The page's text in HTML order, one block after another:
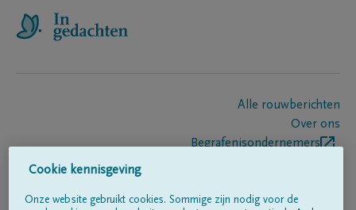
Alle rouwberichten
Over ons
Begrafenisondernemers
Cookie kennisgeving
Onze website gebruikt cookies. Sommige zijn nodig voor de